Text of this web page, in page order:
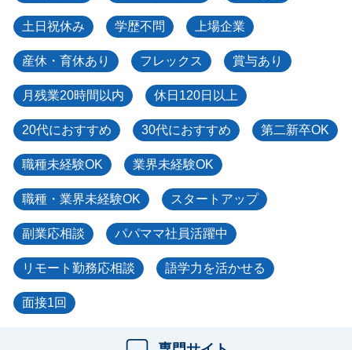
土日祝休み 学歴不問 上場企業
産休・育休あり フレックス 賞与あり
月残業20時間以内 休日120日以上
20代におすすめ 30代におすすめ 第二新卒OK
職種未経験OK 業界未経験OK
職種・業界未経験OK スタートアップ
副業応相談 パパママ社員活躍中
リモート勤務応相談 語学力を活かせる
面接1回